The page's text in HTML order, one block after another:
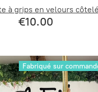
à grips en velours côtelé
€10.00
Fabriqué sur